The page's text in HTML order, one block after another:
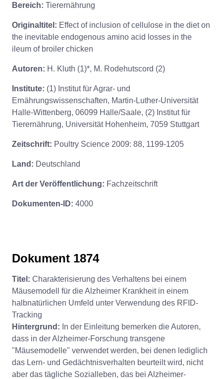
Bereich: Tierernährung
Originaltitel: Effect of inclusion of cellulose in the diet on
the inevitable endogenous amino acid losses in the
ileum of broiler chicken
Autoren: H. Kluth (1)*, M. Rodehutscord (2)
Institute: (1) Institut für Agrar- und
Ernährungswissenschaften, Martin-Luther-Universität
Halle-Wittenberg, 06099 Halle/Saale, (2) Institut für
Tierernährung, Universität Hohenheim, 7059 Stuttgart
Zeitschrift: Poultry Science 2009: 88, 1199-1205
Land: Deutschland
Art der Veröffentlichung: Fachzeitschrift
Dokumenten-ID: 4000
Dokument 1874
Titel: Charakterisierung des Verhaltens bei einem
Mäusemodell für die Alzheimer Krankheit in einem
halbnatürlichen Umfeld unter Verwendung des RFID-
Tracking
Hintergrund: In der Einleitung bemerken die Autoren,
dass in der Alzheimer-Forschung transgene
"Mäusemodelle" verwendet werden, bei denen lediglich
das Lern- und Gedächtnisverhalten beurteilt wird, nicht
aber das tägliche Sozialleben, das bei Alzheimer-